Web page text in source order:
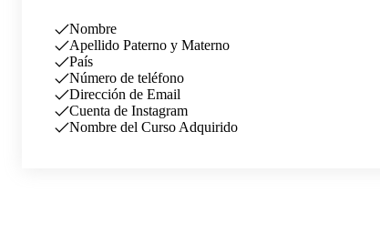
Nombre
Apellido Paterno y Materno
País
Número de teléfono
Dirección de Email
Cuenta de Instagram
Nombre del Curso Adquirido